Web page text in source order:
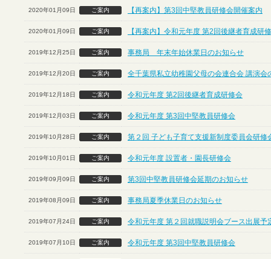
2020年01月09日 ご案内 【再案内】第3回中堅教員研修会開催案内
2020年01月09日 ご案内 【再案内】令和元年度 第2回後継者育成研
2019年12月25日 ご案内 事務局 年末年始休業日のお知らせ
2019年12月20日 ご案内 全千葉県私立幼稚園父母の会連合会 講演会
2019年12月18日 ご案内 令和元年度 第2回後継者育成研修会
2019年12月03日 ご案内 令和元年度 第3回中堅教員研修会
2019年10月28日 ご案内 第２回 子ども子育て支援新制度委員会研修
2019年10月01日 ご案内 令和元年度 設置者・園長研修会
2019年09月09日 ご案内 第3回中堅教員研修会延期のお知らせ
2019年08月09日 ご案内 事務局夏季休業日のお知らせ
2019年07月24日 ご案内 令和元年度 第２回就職説明会ブース出展
2019年07月10日 ご案内 令和元年度 第3回中堅教員研修会